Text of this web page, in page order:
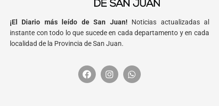
¡El Diario más leído de San Juan! Noticias actualizadas al
instante con todo lo que sucede en cada departamento y en cada
localidad de la Provincia de San Juan.